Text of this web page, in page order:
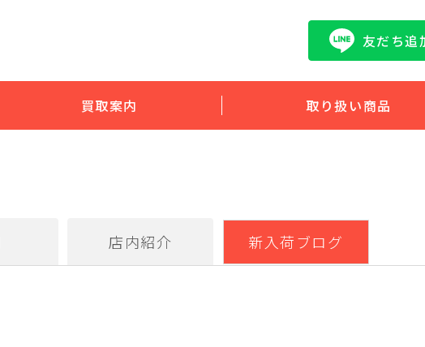
友だち追
買取案内 取り扱い商品
店内紹介 新入荷ブログ